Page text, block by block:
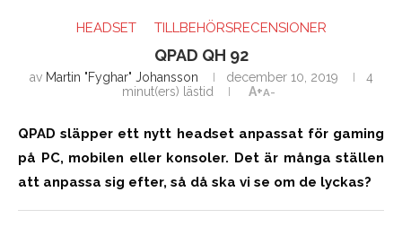
HEADSET TILLBEHÖRSRECENSIONER
QPAD QH 92
av Martin "Fyghar" Johansson december 10, 2019
4
minut(ers) lästid
A+A-
QPAD släpper ett nytt headset anpassat för gaming
på PC, mobilen eller konsoler. Det är många ställen
att anpassa sig efter, så då ska vi se om de lyckas?